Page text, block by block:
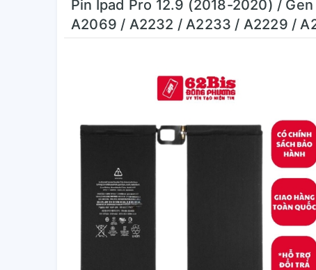
Pin Ipad Pro 12.9 (2018-2020) /
A2069 / A2232 / A2233 / A2229 /